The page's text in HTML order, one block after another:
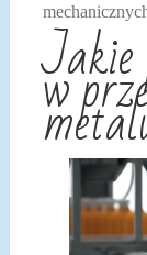
Jakie
w